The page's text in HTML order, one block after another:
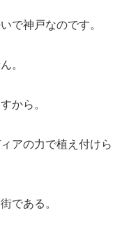
で神戸なのです。
。
から。
アの力で植え付けら
である。